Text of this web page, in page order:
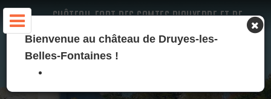
CHÂTEAU-FORT DES COMTES D'AUXERRE ET DE
NEVERS - DRUYES-LES-BELLES-FONTAINES
Bienvenue au château de Druyes-les-
Belles-Fontaines !